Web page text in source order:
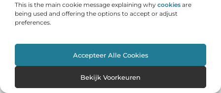
This is the main cookie message explaining why cookies are
being used and offering the options to accept or adjust
preferences.
Accepteer Alle Cookies
Bekijk Voorkeuren
De Ultieme Gids voor Pedicure in
Je voeten dragen je elke dag, dus waarom zou je ze